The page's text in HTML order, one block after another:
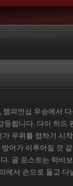
피언십 우승에서
됩니다. 다이 하드
우위를 점하기 시작
어가 이루어질 것
. 골 포스트는 럭비
에서 손으로 들고 다